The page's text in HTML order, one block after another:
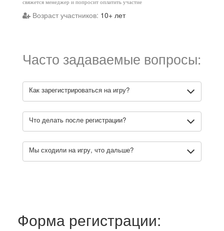
свяжется менеджер и попросит оплатить участие
Возраст участников: 10+ лет
Часто задаваемые вопросы:
Как зарегистрироваться на игру?
Что делать после регистрации?
Мы сходили на игру, что дальше?
Форма регистрации: